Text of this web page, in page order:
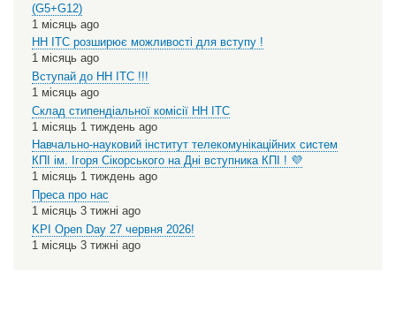
(G5+G12)
1 місяць ago
НН ІТС розширює можливості для вступу !
1 місяць ago
Вступай до НН ІТС !!!
1 місяць ago
Склад стипендіальної комісії НН ІТС
1 місяць 1 тиждень ago
Навчально-науковий інститут телекомунікаційних систем
КПІ ім. Ігоря Сікорського на Дні вступника КПІ ! 💜
1 місяць 1 тиждень ago
Преса про нас
1 місяць 3 тижні ago
KPI Open Day 27 червня 2026!
1 місяць 3 тижні ago